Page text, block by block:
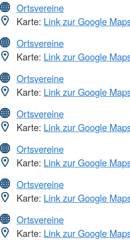
Ortsvereine
Karte: Link zur Google
Ortsvereine
Karte: Link zur Google
Ortsvereine
Karte: Link zur Google
Ortsvereine
Karte: Link zur Google
Ortsvereine
Karte: Link zur Google
Ortsvereine
Karte: Link zur Google
Ortsvereine
Karte: Link zur Google